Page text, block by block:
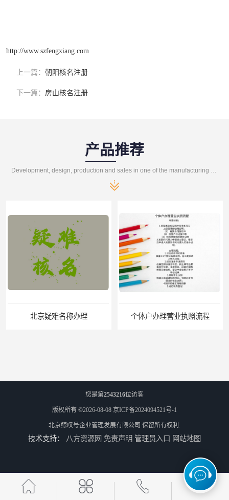
http://www.szfengxiang.com
上一篇： 朝阳核名注册
下一篇： 房山核名注册
产品推荐
北京疑难名称办理 个体户办理营业执照流程
北京公司地址跨区迁移怎么操作 北京地址小知识
您是第2543216位访客
版权所有 ©2026-08-08 京ICP备2024094521号-1
北京鲸叹号企业管理发展有限公司 保留所有权利.
技术支持： 八方资源网 免责声明 管理员入口 网站地图